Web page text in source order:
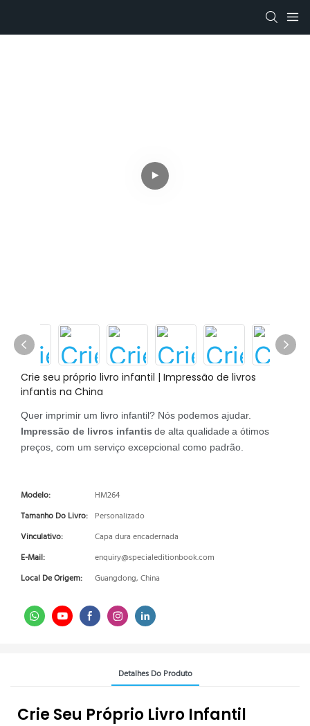
Crie seu próprio livro infantil | Impressão de livros
infantis na China
Quer imprimir um livro infantil? Nós podemos ajudar.
Impressão de livros infantis de alta qualidade a ótimos
preços, com um serviço excepcional como padrão.
Modelo:
HM264
Tamanho Do Livro: Personalizado
Vinculativo:
Capa dura encadernada
E-Mail:
enquiry@specialeditionbook.com
Local De Origem:
Guangdong, China
Detalhes Do Produto
Crie Seu Próprio Livro Infantil